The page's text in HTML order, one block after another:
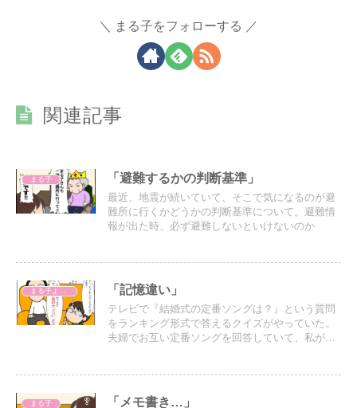
まる子をフォローする
関連記事
まる子 「避難するかの判断基準」
最近、地震が続いていて、そこで気になるのが避
難所に行くかどうかの判断基準について。避難情
報が出た時、必ず避難しないといけないのか
まる子よもやま話 「記憶違い」
テレビで『結婚式の定番ソングは？』という質問
をランキング形式で答えるクイズがやっていた。
夫婦でお互い定番ソングを回答していて、私が歌
まる子 「メモ書き…」